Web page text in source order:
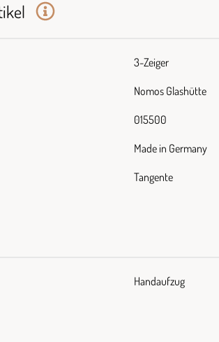
3-Zeiger
Nomos Glashütte
015500
Made in Germany
Tangente
Handaufzug